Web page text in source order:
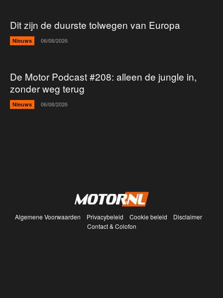
Dit zijn de duurste tolwegen van Europa
Nieuws 06/08/2026
De Motor Podcast #208: alleen de jungle in,
zonder weg terug
Nieuws 06/08/2026
Algemene Voorwaarden Privacybeleid Cookie beleid
Disclaimer
Contact & Colofon